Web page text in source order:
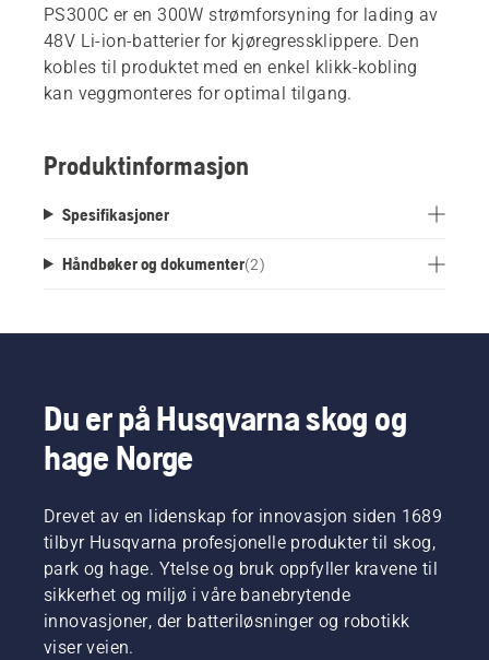
PS300C er en 300W strømforsyning for lading av
48V Li-ion-batterier for kjøregressklippere. Den
kobles til produktet med en enkel klikk-kobling
kan veggmonteres for optimal tilgang.
Produktinformasjon
Spesifikasjoner
Håndbøker og dokumenter(2)
Du er på Husqvarna skog og
hage Norge
Drevet av en lidenskap for innovasjon siden 1689
tilbyr Husqvarna profesjonelle produkter til skog,
park og hage. Ytelse og bruk oppfyller kravene til
sikkerhet og miljø i våre banebrytende
innovasjoner, der batteriløsninger og robotikk
viser veien.